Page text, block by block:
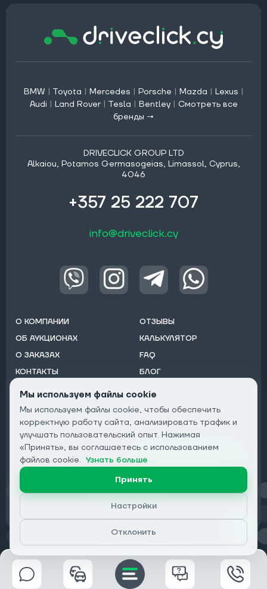
BMW | Toyota | Mercedes | Porsche | Mazda | Lexus |
Audi | Land Rover | Tesla | Bentley | Смотреть все
бренды →
DRIVECLICK GROUP LTD
Alkaiou, Potamos Germasogeias, Limassol, Cyprus,
4046
+357 25 222 707
info@driveclick.cy
О КОМПАНИИ
ОБ АУКЦИОНАХ
О ЗАКАЗАХ
КОНТАКТЫ
ОТЗЫВЫ
КАЛЬКУЛЯТОР
FAQ
БЛОГ
Подписаться на рассылку:
Email
Конфиденциальность
© 2026 DRIVECLICK GROUP LTD | Все права защищены
Мы используем файлы cookie
Мы используем файлы cookie, чтобы обеспечить
корректную работу сайта, анализировать трафик и
улучшать пользовательский опыт. Нажимая
«Принять», вы соглашаетесь с использованием
файлов cookie. Узнать больше
Принять
Настройки
Отклонить